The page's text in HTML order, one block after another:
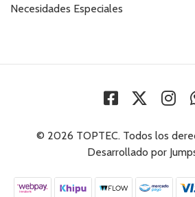
Necesidades Especiales
© 2026 TOPTEC. Todos los
Desarrollado por